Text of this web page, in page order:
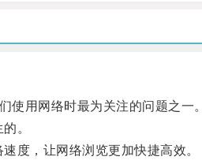
用网络时最为关注的问题之一。
。
，让网络浏览更加快捷高效。